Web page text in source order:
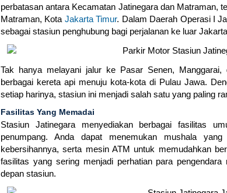
perbatasan antara Kecamatan Jatinegara dan Matraman,
Matraman, Kota Jakarta Timur. Dalam Daerah Operasi I
sebagai stasiun penghubung bagi perjalanan ke luar
Tak hanya melayani jalur ke Pasar Senen,
berbagai kereta api menuju kota-kota di Pulau Jawa.
setiap harinya, stasiun ini menjadi salah satu yang paling
Fasilitas Yang Memadai
Stasiun Jatinegara menyediakan berbagai fasilitas
penumpang. Anda dapat menemukan mushala
kebersihannya, serta mesin ATM untuk memudahkan
fasilitas yang sering menjadi perhatian para
depan stasiun.